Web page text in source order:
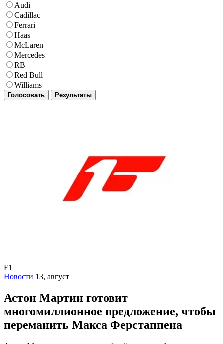
Audi
Cadillac
Ferrari
Haas
McLaren
Mercedes
RB
Red Bull
Williams
Голосовать Результаты
F1
Новости 13, август
Астон Мартин готовит
многомиллионное предложение, чтобы
переманить Макса Ферстаппена